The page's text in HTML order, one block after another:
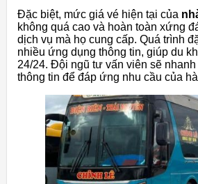
Đặc biệt, mức giá vé hiện tại của
không quá cao và hoàn toàn xứng
dịch vụ mà họ cung cấp. Quá trình
nhiều ứng dụng thông tin, giúp du
24/24. Đội ngũ tư vấn viên sẽ
thông tin để đáp ứng nhu cầu của